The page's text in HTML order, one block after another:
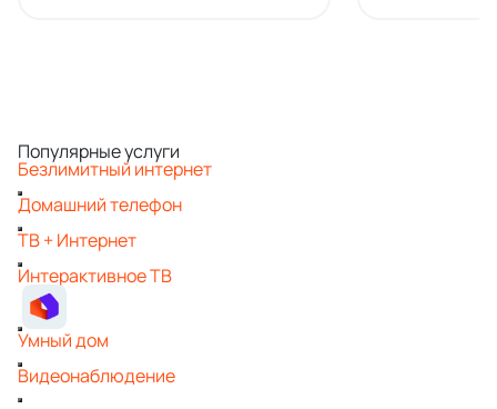
Популярные услуги
Безлимитный интернет
Домашний телефон
ТВ + Интернет
Интерактивное ТВ
Умный дом
Видеонаблюдение